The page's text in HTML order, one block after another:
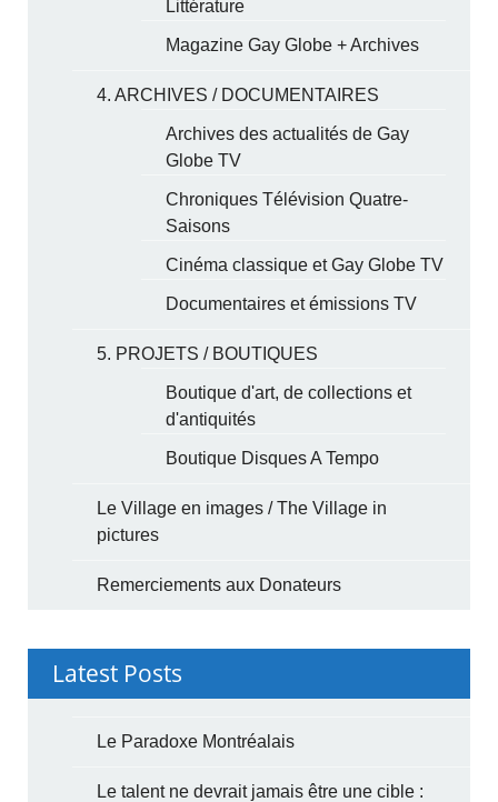
Littérature
Magazine Gay Globe + Archives
4. ARCHIVES / DOCUMENTAIRES
Archives des actualités de Gay
Globe TV
Chroniques Télévision Quatre-
Saisons
Cinéma classique et Gay Globe TV
Documentaires et émissions TV
5. PROJETS / BOUTIQUES
Boutique d'art, de collections et
d'antiquités
Boutique Disques A Tempo
Le Village en images / The Village in
pictures
Remerciements aux Donateurs
Latest Posts
Le Paradoxe Montréalais
Le talent ne devrait jamais être une cible :